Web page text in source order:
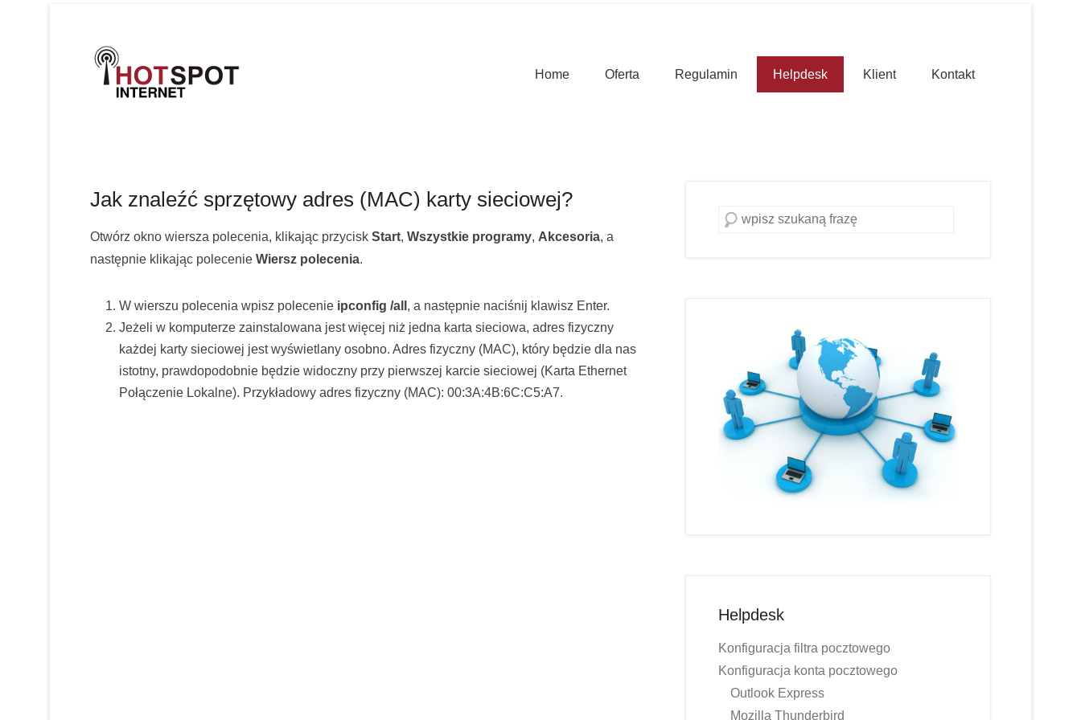
Główne menu
Przejdź to treści
Home Oferta Regulamin Helpdesk Klient Kontakt
Jak znaleźć sprzętowy adres (MAC) karty sieciowej?
Otwórz okno wiersza polecenia, klikając przycisk Start, Wszystkie programy, Akcesoria, a
następnie klikając polecenie Wiersz polecenia.
W wierszu polecenia wpisz polecenie ipconfig /all , a następnie naciśnij klawisz Enter.
Jeżeli w komputerze zainstalowana jest więcej niż jedna karta sieciowa, adres fizyczny
każdej karty sieciowej jest wyświetlany osobno. Adres fizyczny (MAC), który będzie dla nas
istotny, prawdopodobnie będzie widoczny przy pierwszej karcie sieciowej (Karta Ethernet
Połączenie Lokalne). Przykładowy adres fizyczny (MAC): 00:3A:4B:6C:C5:A7.
Szukaj
Helpdesk
Konfiguracja filtra pocztowego
Konfiguracja konta pocztowego
Outlook Express
Mozilla Thunderbird